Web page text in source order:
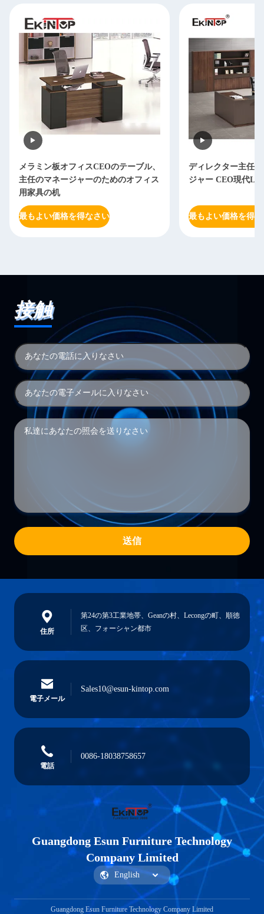
メラミン板オフィスCEOのテーブル、
主任のマネージャーのためのオフィス
用家具の机
最もよい価格を得なさい
ディレクター主任
ジャー CEO現代L
最もよい価格を得
接触
送信
住所
第24の第3工業地帯、Geanの村、Lecongの町、順徳
区、フォーシャン都市
電子メール
Sales10@esun-kintop.com
電話
0086-18038758657
Guangdong Esun Furniture Technology
Company Limited
Guangdong Esun Furniture Technology Company Limited